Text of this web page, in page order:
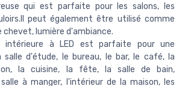
qui est parfaite pour les salons, les
peut également être utilisé comme
chevet, lumière d'ambiance.
intérieure à LED est parfaite pour une
salle d'étude, le bureau, le bar, le café, la
la cuisine, la fête, la salle de bain,
à manger, l'intérieur de la maison, les